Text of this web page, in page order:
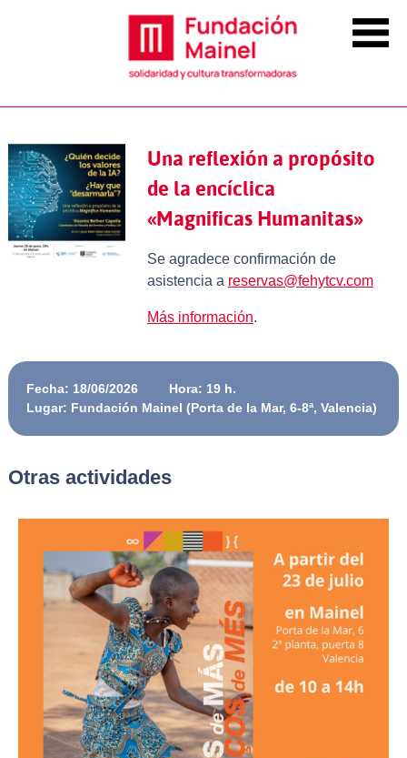
Una reflexión a propósito
de la encíclica
«Magnificas Humanitas»
Se agradece confirmación de
asistencia a reservas@fehytcv.com
Más información.
Fecha: 18/06/2026
Hora: 19 h.
Lugar: Fundación Mainel (Porta de la Mar, 6-8ª, Valencia)
Otras actividades